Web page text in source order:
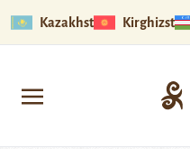
Kazakhstan Kirghizstan